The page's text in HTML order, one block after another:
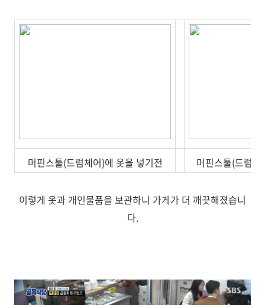
머핀스툴(드럼체어)에 옷을 넣기전 머핀스툴(드럼
이렇게 옷과 개인물품을 보관하니 가게가 더 깨끗해졌습니
다.